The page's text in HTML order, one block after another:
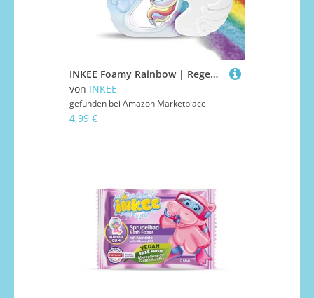
INKEE Foamy Rainbow | Regenbogen Badebombe Kinder Badezusatz mit Erdbeer-Duft, Badekugel in Wolken oder Einhorn Form, 150g
von INKEE
gefunden bei Amazon Marketplace
4,99 €